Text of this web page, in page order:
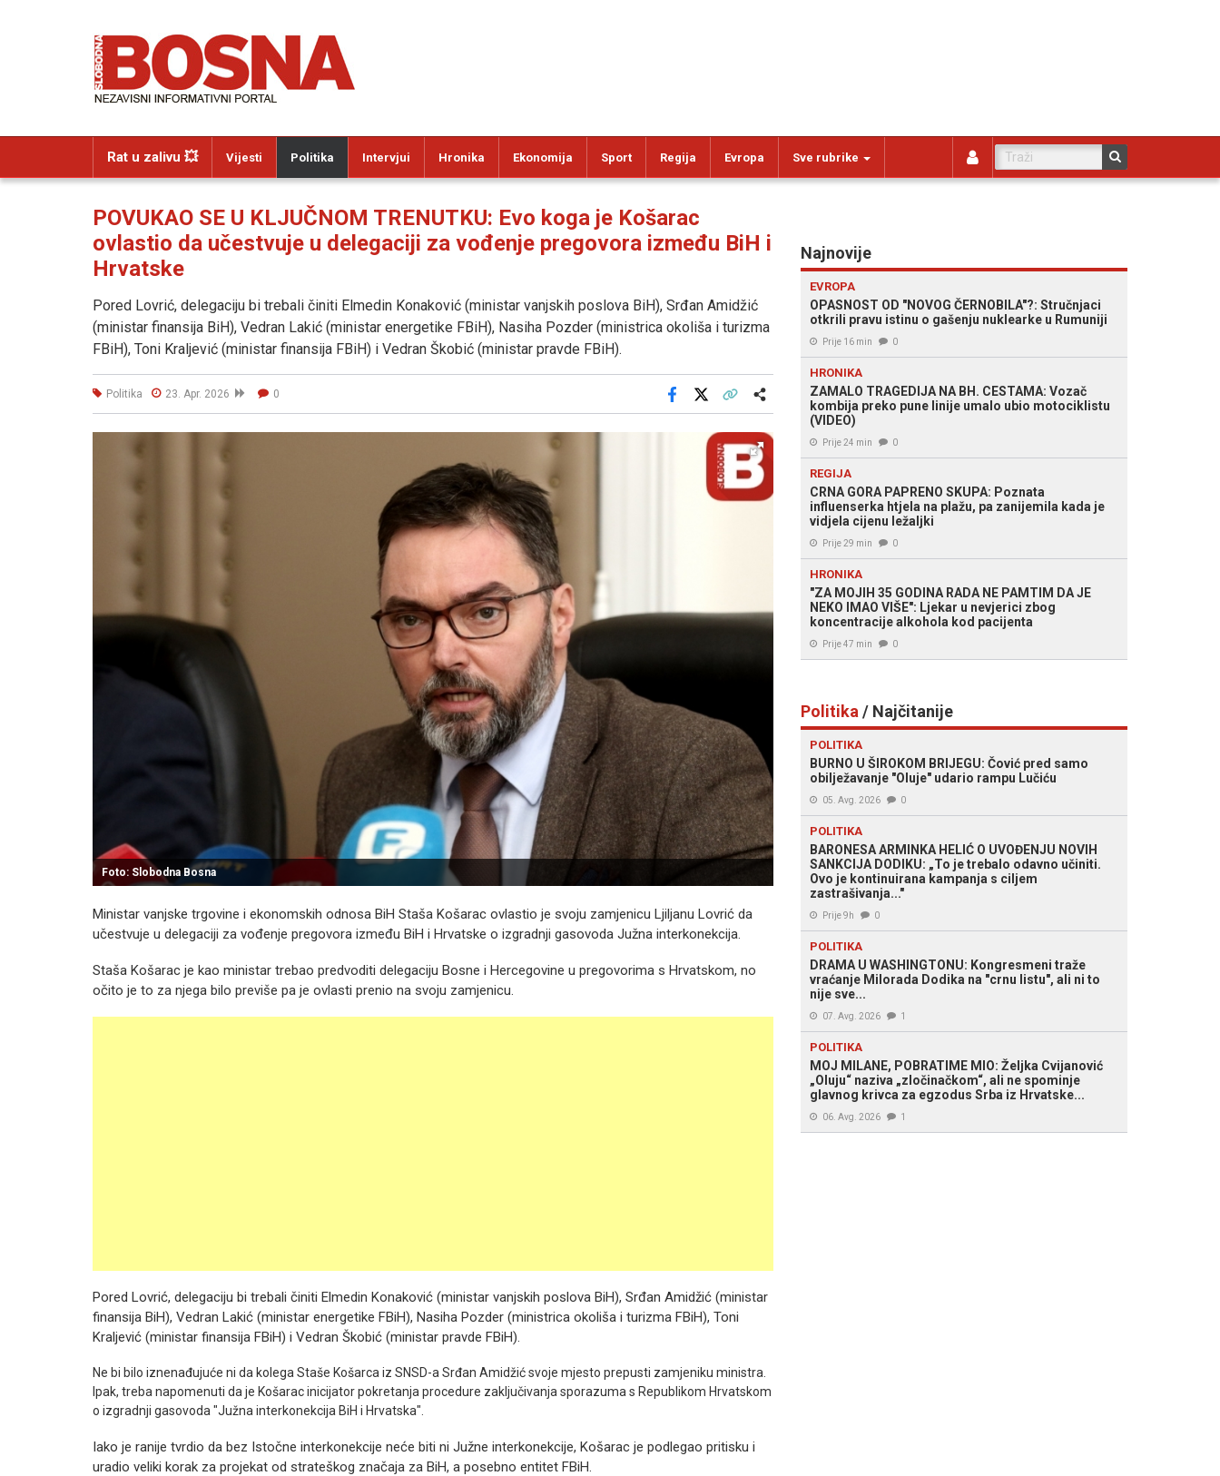
Rat u zalivu 💥 Vijesti Politika Intervjui Hronika Ekonomija Sport Regija Evropa Sve rubrike
POVUKAO SE U KLJUČNOM TRENUTKU: Evo koga je Košarac
ovlastio da učestvuje u delegaciji za vođenje pregovora između BiH i
Hrvatske
Pored Lovrić, delegaciju bi trebali činiti Elmedin Konaković (ministar vanjskih poslova BiH), Srđan Amidžić
(ministar finansija BiH), Vedran Lakić (ministar energetike FBiH), Nasiha Pozder (ministrica okoliša i turizma
FBiH), Toni Kraljević (ministar finansija FBiH) i Vedran Škobić (ministar pravde FBiH).
Politika 23. Apr. 2026 0
Facebook
Foto: Slobodna Bosna
Ministar vanjske trgovine i ekonomskih odnosa BiH Staša Košarac ovlastio je svoju zamjenicu Ljiljanu Lovrić da
učestvuje u delegaciji za vođenje pregovora između BiH i Hrvatske o izgradnji gasovoda Južna interkonekcija.
Staša Košarac je kao ministar trebao predvoditi delegaciju Bosne i Hercegovine u pregovorima s Hrvatskom, no
očito je to za njega bilo previše pa je ovlasti prenio na svoju zamjenicu.
Pored Lovrić, delegaciju bi trebali činiti Elmedin Konaković (ministar vanjskih poslova BiH), Srđan Amidžić (ministar
finansija BiH), Vedran Lakić (ministar energetike FBiH), Nasiha Pozder (ministrica okoliša i turizma FBiH), Toni
Kraljević (ministar finansija FBiH) i Vedran Škobić (ministar pravde FBiH).
Ne bi bilo iznenađujuće ni da kolega Staše Košarca iz SNSD-a Srđan Amidžić svoje mjesto prepusti zamjeniku ministra.
Ipak, treba napomenuti da je Košarac inicijator pokretanja procedure zaključivanja sporazuma s Republikom Hrvatskom
o izgradnji gasovoda "Južna interkonekcija BiH i Hrvatska".
Iako je ranije tvrdio da bez Istočne interkonekcije neće biti ni Južne interkonekcije, Košarac je podlegao pritisku i
uradio veliki korak za projekat od strateškog značaja za BiH, a posebno entitet FBiH.
Najnovije
EVROPA
OPASNOST OD "NOVOG ČERNOBILA"?: Stručnjaci
otkrili pravu istinu o gašenju nuklearke u Rumuniji
Prije 16 min 0
HRONIKA
ZAMALO TRAGEDIJA NA BH. CESTAMA: Vozač
kombija preko pune linije umalo ubio motociklistu
(VIDEO)
Prije 24 min 0
REGIJA
CRNA GORA PAPRENO SKUPA: Poznata
influenserka htjela na plažu, pa zanijemila kada je
vidjela cijenu ležaljki
Prije 29 min 0
HRONIKA
"ZA MOJIH 35 GODINA RADA NE PAMTIM DA JE
NEKO IMAO VIŠE": Ljekar u nevjerici zbog
koncentracije alkohola kod pacijenta
Prije 47 min 0
Politika / Najčitanije
POLITIKA
BURNO U ŠIROKOM BRIJEGU: Čović pred samo
obilježavanje "Oluje" udario rampu Lučiću
05. Avg. 2026 0
POLITIKA
BARONESA ARMINKA HELIĆ O UVOĐENJU NOVIH
SANKCIJA DODIKU: „To je trebalo odavno učiniti.
Ovo je kontinuirana kampanja s ciljem
zastrašivanja..."
Prije 9h 0
POLITIKA
DRAMA U WASHINGTONU: Kongresmeni traže
vraćanje Milorada Dodika na "crnu listu", ali ni to
nije sve...
07. Avg. 2026 1
POLITIKA
MOJ MILANE, POBRATIME MIO: Željka Cvijanović
„Oluju“ naziva „zločinačkom“, ali ne spominje
glavnog krivca za egzodus Srba iz Hrvatske...
06. Avg. 2026 1